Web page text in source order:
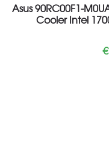
Asus 90RC00F1-
Cooler Intel
€